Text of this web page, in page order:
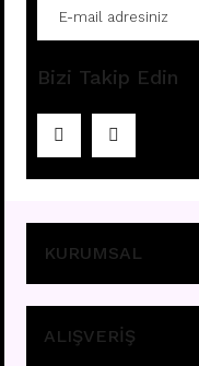
Fiyatları görebilmek
Bizi Takip Edin
KURUMSAL
ALIŞVERİŞ